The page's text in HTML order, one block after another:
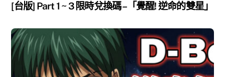
[台版] Part 1 ~ 3 限時兌換碼 –「覺醒! 逆命的雙星」